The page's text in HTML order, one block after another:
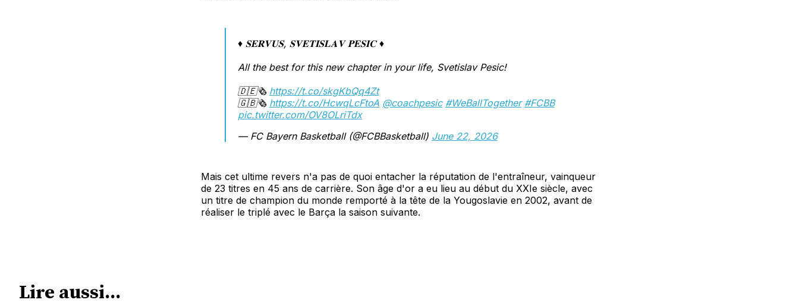
♦️ 𝐒𝐄𝐑𝐕𝐔𝐒, 𝐒𝐕𝐄𝐓𝐈𝐒𝐋𝐀𝐕 𝐏𝐄𝐒𝐈𝐂 ♦️
All the best for this new chapter in your life, Svetislav Pesic!
🇩🇪🗞️ https://t.co/skgKbQq4Zt
🇬🇧🗞️ https://t.co/HcwqLcFtoA @coachpesic #WeBallTogether #FCBB
pic.twitter.com/OV8OLriTdx
— FC Bayern Basketball (@FCBBasketball) June 22, 2026
Mais cet ultime revers n'a pas de quoi entacher la réputation de l'entraîneur, vainqueur
de 23 titres en 45 ans de carrière. Son âge d'or a eu lieu au début du XXIe siècle, avec
un titre de champion du monde remporté à la tête de la Yougoslavie en 2002, avant de
réaliser le triplé avec le Barça la saison suivante.
Lire aussi...